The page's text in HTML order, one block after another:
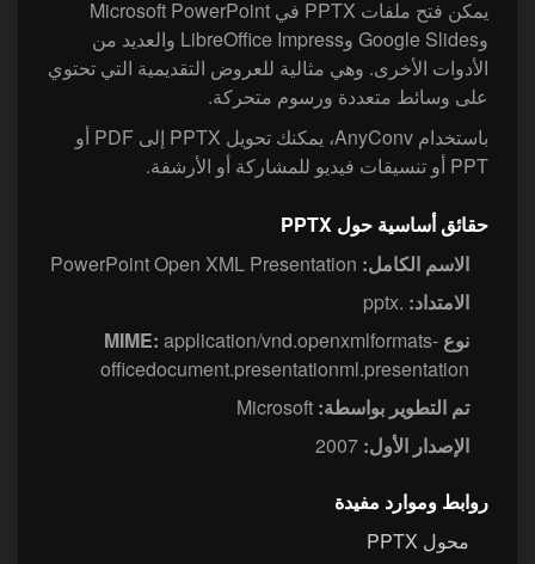
‏يمكن فتح ملفات PPTX في Microsoft PowerPoint
وGoogle Slides وLibreOffice Impress والعديد من
الأدوات الأخرى. وهي مثالية للعروض التقديمية التي تحتوي
على وسائط متعددة ورسوم متحركة.
‏باستخدام AnyConv، يمكنك تحويل PPTX إلى PDF أو
PPT أو تنسيقات فيديو للمشاركة أو الأرشفة.
حقائق أساسية حول PPTX
الاسم الكامل:
الامتداد: .pptx
نوع MIME: application/vnd.openxmlformats-
officedocument.presentationml.presentation
تم التطوير بواسطة:
الإصدار الأول:
روابط وموارد مفيدة
محول PPTX